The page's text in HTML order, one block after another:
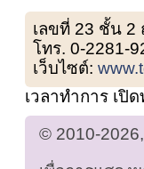
เลขที่ 23 ชั้น 2
โทร. 0-2281-
เว็บไซต์:
เวลาทำการ เปิ
© 2010-